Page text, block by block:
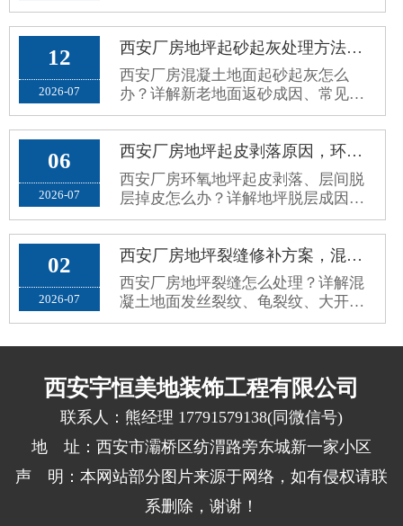
因、修复误区与标准化耐磨翻新方
案，长效解决地面老旧斑驳问题。
12
2026-07
西安厂房地坪起砂起灰处理方法，新老混凝土地面返砂固化方案
西安厂房混凝土地面起砂起灰怎么
办？详解新老地面返砂成因、常见误
区与标准化固化防尘处理方案，解决
车间扬尘问题。
06
2026-07
西安厂房地坪起皮剥落原因，环氧地坪脱层掉皮根治修复方案
西安厂房环氧地坪起皮剥落、层间脱
层掉皮怎么办？详解地坪脱层成因、
施工误区与标准化根治修复方案，杜
绝反复掉皮。
02
2026-07
西安厂房地坪裂缝修补方案，混凝土地面细微裂纹、大开裂规范修复工艺
西安厂房地坪裂缝怎么处理？详解混
凝土地面发丝裂纹、龟裂纹、大开裂
成因、修补误区与标准化无痕修复方
西安宇恒美地装饰工程有限公司
联系人：熊经理 17791579138(同微信号)
地 址：西安市灞桥区纺渭路旁东城新一家小区
声 明：本网站部分图片来源于网络，如有侵权请联
系删除，谢谢！